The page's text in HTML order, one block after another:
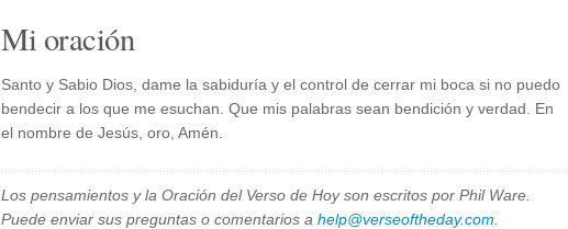
Mi oración
Santo y Sabio Dios, dame la sabiduría y el control de cerrar mi boca si no puedo
bendecir a los que me esuchan. Que mis palabras sean bendición y verdad. En
el nombre de Jesús, oro, Amén.
Los pensamientos y la Oración del Verso de Hoy son escritos por Phil Ware.
Puede enviar sus preguntas o comentarios a help@verseoftheday.com